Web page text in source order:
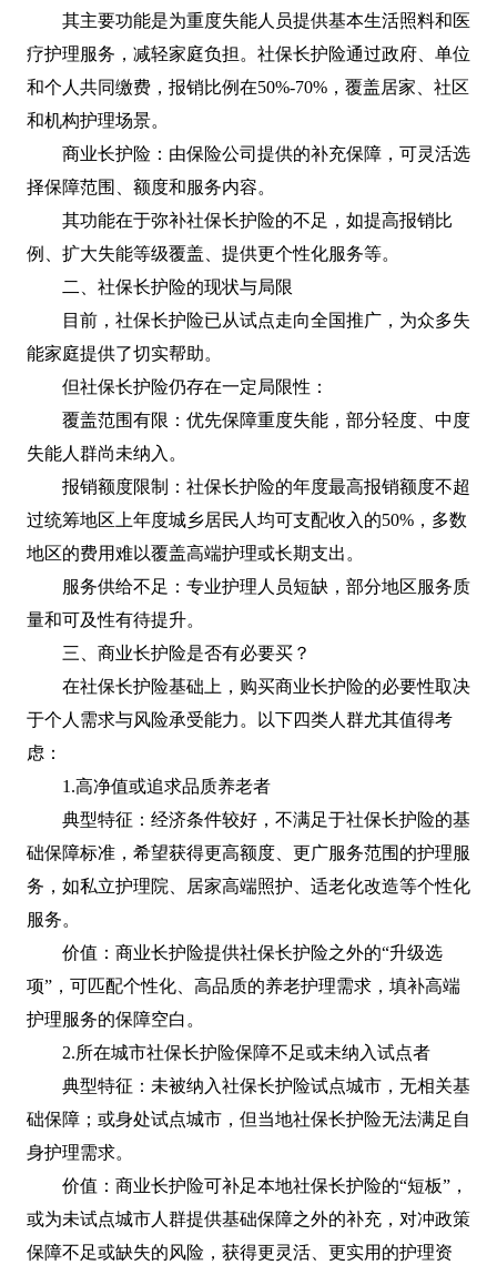
其主要功能是为重度失能人员提供基本生活照料和医
疗护理服务，减轻家庭负担。社保长护险通过政府、单位
和个人共同缴费，报销比例在50%-70%，覆盖居家、社区
和机构护理场景。
商业长护险：由保险公司提供的补充保障，可灵活选
择保障范围、额度和服务内容。
其功能在于弥补社保长护险的不足，如提高报销比
例、扩大失能等级覆盖、提供更个性化服务等。
二、社保长护险的现状与局限
目前，社保长护险已从试点走向全国推广，为众多失
能家庭提供了切实帮助。
但社保长护险仍存在一定局限性：
覆盖范围有限：优先保障重度失能，部分轻度、中度
失能人群尚未纳入。
报销额度限制：社保长护险的年度最高报销额度不超
过统筹地区上年度城乡居民人均可支配收入的50%，多数
地区的费用难以覆盖高端护理或长期支出。
服务供给不足：专业护理人员短缺，部分地区服务质
量和可及性有待提升。
三、商业长护险是否有必要买？
在社保长护险基础上，购买商业长护险的必要性取决
于个人需求与风险承受能力。以下四类人群尤其值得考
虑：
1.高净值或追求品质养老者
典型特征：经济条件较好，不满足于社保长护险的基
础保障标准，希望获得更高额度、更广服务范围的护理服
务，如私立护理院、居家高端照护、适老化改造等个性化
服务。
价值：商业长护险提供社保长护险之外的“升级选
项”，可匹配个性化、高品质的养老护理需求，填补高端
护理服务的保障空白。
2.所在城市社保长护险保障不足或未纳入试点者
典型特征：未被纳入社保长护险试点城市，无相关基
础保障；或身处试点城市，但当地社保长护险无法满足自
身护理需求。
价值：商业长护险可补足本地社保长护险的“短板”，
或为未试点城市人群提供基础保障之外的补充，对冲政策
保障不足或缺失的风险，获得更灵活、更实用的护理资